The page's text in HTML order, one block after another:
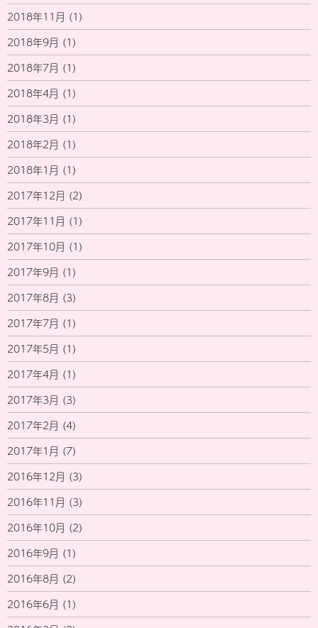
2018年11月 (1)
2018年9月 (1)
2018年7月 (1)
2018年4月 (1)
2018年3月 (1)
2018年2月 (1)
2018年1月 (1)
2017年12月 (2)
2017年11月 (1)
2017年10月 (1)
2017年9月 (1)
2017年8月 (3)
2017年7月 (1)
2017年5月 (1)
2017年4月 (1)
2017年3月 (3)
2017年2月 (4)
2017年1月 (7)
2016年12月 (3)
2016年11月 (3)
2016年10月 (2)
2016年9月 (1)
2016年8月 (2)
2016年6月 (1)